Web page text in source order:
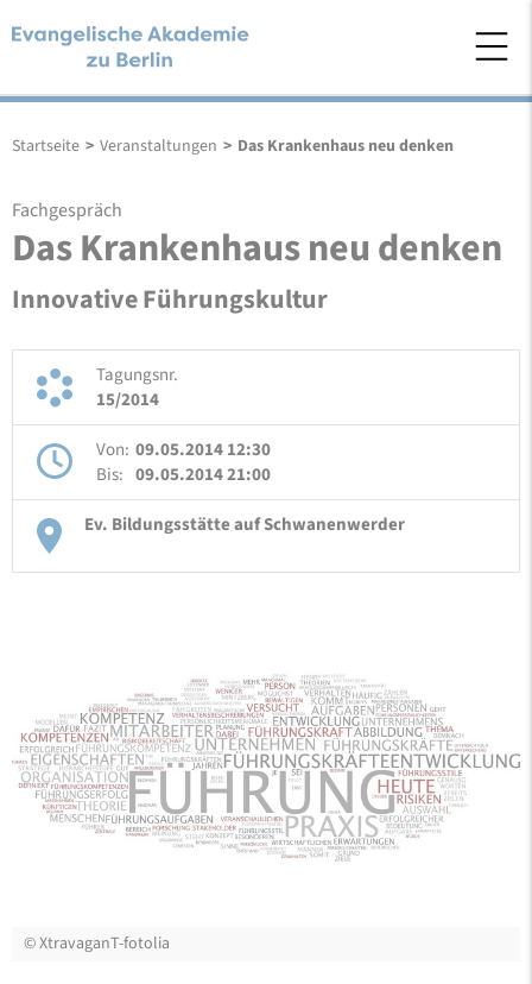
Startseite > Veranstaltungen > Das Krankenhaus neu denken
Fachgespräch
Das Krankenhaus neu denken
Innovative Führungskultur
Tagungsnr.
15/2014
Von: 09.05.2014 12:30
Bis: 09.05.2014 21:00
Ev. Bildungsstätte auf Schwanenwerder
©XtravaganT-fotolia